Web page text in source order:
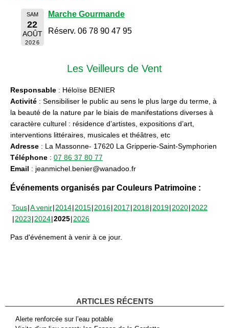
SAM
22
AOÛT
2026
Marche Gourmande
Réserv. 06 78 90 47 95
Les Veilleurs de Vent
Responsable : Héloïse BENIER
Activité : Sensibiliser le public au sens le plus large du terme, à
la beauté de la nature par le biais de manifestations diverses à
caractère culturel : résidence d’artistes, expositions d’art,
interventions littéraires, musicales et théâtres, etc
Adresse : La Massonne- 17620 La Gripperie-Saint-Symphorien
Téléphone : 07 86 37 80 77
Email : jeanmichel.benier@wanadoo.fr
Événements organisés par Couleurs Patrimoine :
Tous A venir 2014 2015 2016 2017 2018 2019 2020 2022
2023 2024 2025 2026
Pas d'événement à venir à ce jour.
ARTICLES RÉCENTS
Alerte renforcée sur l’eau potable